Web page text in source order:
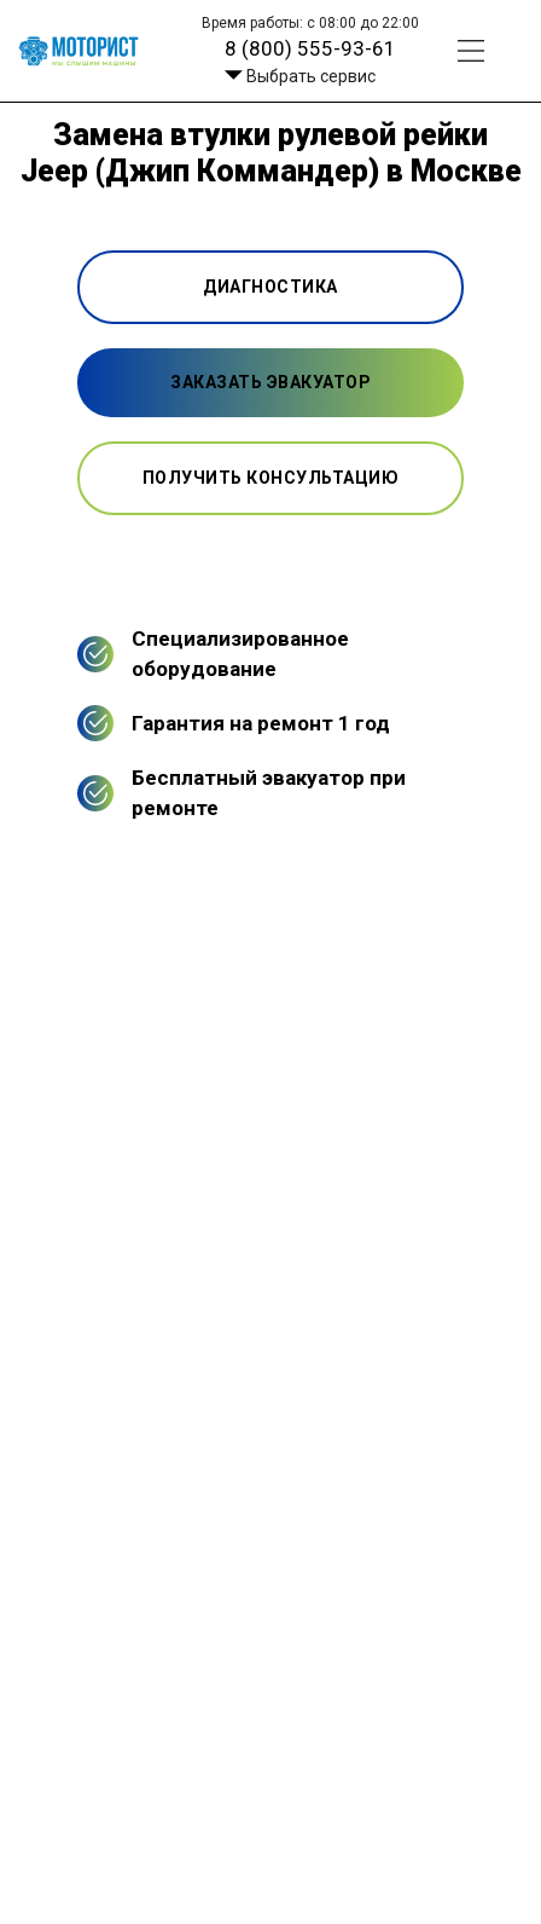
Время работы: с 08:00 до 22:00
8 (800) 555-93-61
Выбрать сервис
Замена втулки рулевой рейки
Jeep (Джип Коммандер) в Москве
ДИАГНОСТИКА
ЗАКАЗАТЬ ЭВАКУАТОР
ПОЛУЧИТЬ КОНСУЛЬТАЦИЮ
Специализированное
оборудование
Гарантия на ремонт 1 год
Бесплатный эвакуатор при
ремонте